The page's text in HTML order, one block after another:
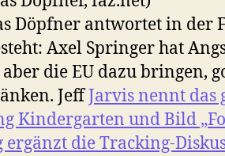
Döpfner antwortet in der
Axel Springer hat
die EU dazu bringen,
JeffJarvis nennt das
Kindergarten und Bild
ergänzt die Tracking-